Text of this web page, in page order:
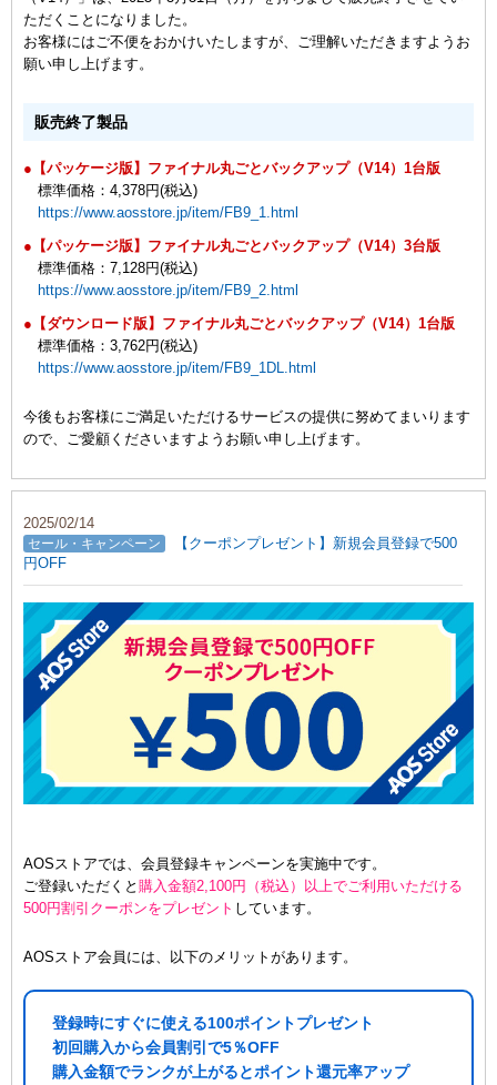
ただくことになりました。
お客様にはご不便をおかけいたしますが、ご理解いただきますようお
願い申し上げます。
販売終了製品
●【パッケージ版】ファイナル丸ごとバックアップ（V14）1台版
標準価格：4,378円(税込)
https://www.aosstore.jp/item/FB9_1.html
●【パッケージ版】ファイナル丸ごとバックアップ（V14）3台版
標準価格：7,128円(税込)
https://www.aosstore.jp/item/FB9_2.html
●【ダウンロード版】ファイナル丸ごとバックアップ（V14）1台版
標準価格：3,762円(税込)
https://www.aosstore.jp/item/FB9_1DL.html
今後もお客様にご満足いただけるサービスの提供に努めてまいります
ので、ご愛顧くださいますようお願い申し上げます。
2025/02/14
セール・キャンペーン
【クーポンプレゼント】新規会員登録で500
円OFF
AOSストアでは、会員登録キャンペーンを実施中です。
ご登録いただくと 購入金額2,100円（税込）以上でご利用いただける
500円割引クーポンをプレゼント しています。
AOSストア会員には、以下のメリットがあります。
登録時にすぐに使える100ポイントプレゼント
初回購入から会員割引で5％OFF
購入金額でランクが上がるとポイント還元率アップ